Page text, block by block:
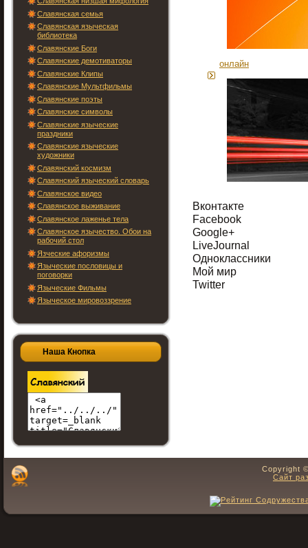
Славянская семья
Славянская языческая
библиотека
Славянские Боги
Славянские демотиваторы
Славянские Клипы
Славянские Мультфильмы
Славянские поэты
Славянские символы
Славянские языческие
праздники
Славянские языческие
художники
Славянский космизм
Славянский языческий словарь
Славянское видео
Славянское выживание
Славянское лаженье тела
Славянское язычество. Обои на
рабочий стол
Язческие афоризмы
Языческие пословицы и
поговорки
Языческие Фильмы
Языческое мировоззрение
Наша Кнопка
онлайн
Вконтакте
Facebook
Google+
LiveJournal
Одноклассники
Мой мир
Twitter
Copyright
Сайт